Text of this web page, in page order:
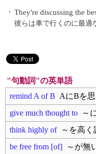
・ They're discussing the
彼らは車で行くのに最適
"句動詞"の英単語
remind A of B AにBを
give much thought to ～
think highly of～を高く
be free from [of] ～が無